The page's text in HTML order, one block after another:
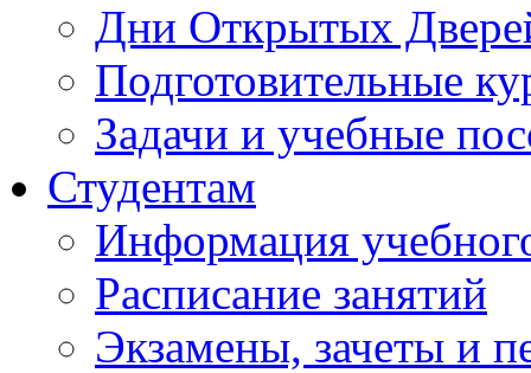
Дни Открытых
Подготовительные
Задачи и учебные
Студентам
Информация
Расписание занятий
Экзамены, зачеты и